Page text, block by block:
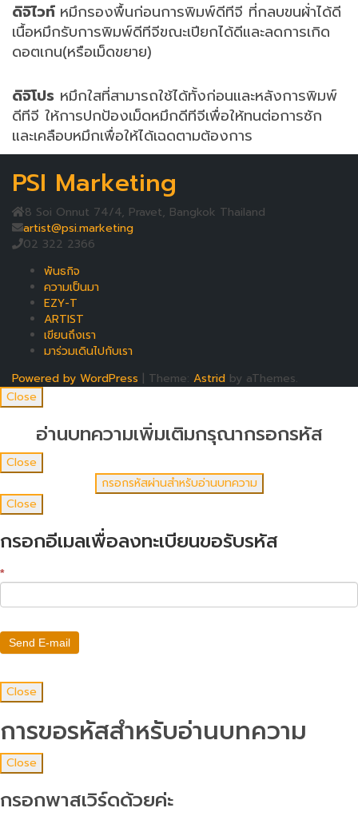
ดิจิไวท์ หมึกรองพื้นก่อนการพิมพ์ดีทีจี ที่กลบขนผ้่าได้ดี
เนื้อหมึกรับการพิมพ์ดีทีจีขณะเปียกได้ดีและลดการเกิด
ดอตเกน(หรือเม็ดขยาย)
ดิจิโปร หมึกใสที่สามารถใช้ได้ทั้งก่อนและหลังการพิมพ์
ดีทีจี ให้การปกป้องเม็ดหมึกดีทีจีเพื่อให้ทนต่อการซัก
และเคลือบหมึกเพื่อให้ได้เฉดตามต้องการ
PSI Marketing
8 Soi Onnut 74/4, Pravet, Bangkok Thailand
artist@psi.marketing
02 322 2366
พันธกิจ
ความเป็นมา
EZY-T
ARTIST
เขียนถึงเรา
มาร่วมเดินไปกับเรา
Powered by WordPress
Theme: Astrid by aThemes.
Close
อ่านบทความเพิ่มเติมกรุณากรอกรหัส
Close
Close
กรอกอีเมลเพื่อลงทะเบียนขอรับรหัส
*
Send E-mail
Close
การขอรหัสสำหรับอ่านบทความ
Close
กรอกพาสเวิร์ดด้วยค่ะ